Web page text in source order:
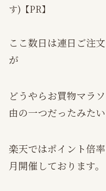
す)【PR】
ここ数日は連日ご注
が
どうやらお買物マラ
由の一つだったみた
楽天ではポイント倍
月開催しております。